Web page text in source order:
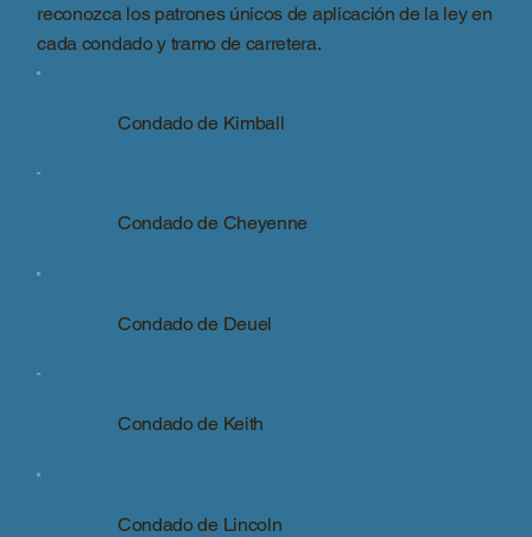
Condado de Kimball
Condado de Cheyenne
Condado de Deuel
Condado de Keith
Condado de Lincoln
reconozca los patrones únicos de aplicación de la ley en
cada condado y tramo de carretera.